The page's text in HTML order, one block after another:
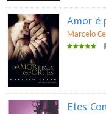
Amor é
Marcelo
Eles